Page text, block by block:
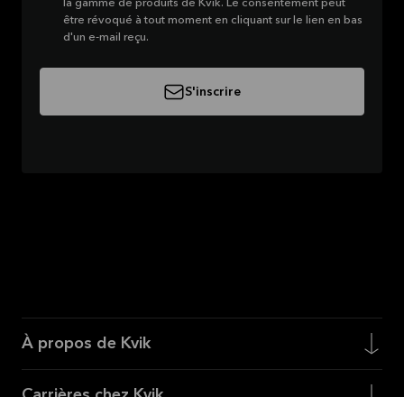
la gamme de produits de Kvik. Le consentement peut
être révoqué à tout moment en cliquant sur le lien en bas
d'un e-mail reçu.
S'inscrire
À propos de Kvik